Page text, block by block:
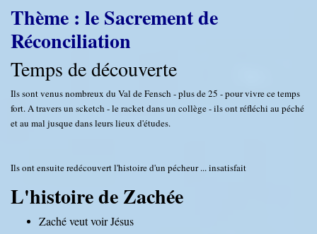
Thème : le Sacrement de
Réconciliation
Temps de découverte
Ils sont venus nombreux du Val de Fensch - plus de 25 - pour vivre ce temps
fort. A travers un scketch - le racket dans un collège - ils ont réfléchi au péché
et au mal jusque dans leurs lieux d'études.
Ils ont ensuite redécouvert l'histoire d'un pécheur ... insatisfait
L'histoire de Zachée
Zaché veut voir Jésus